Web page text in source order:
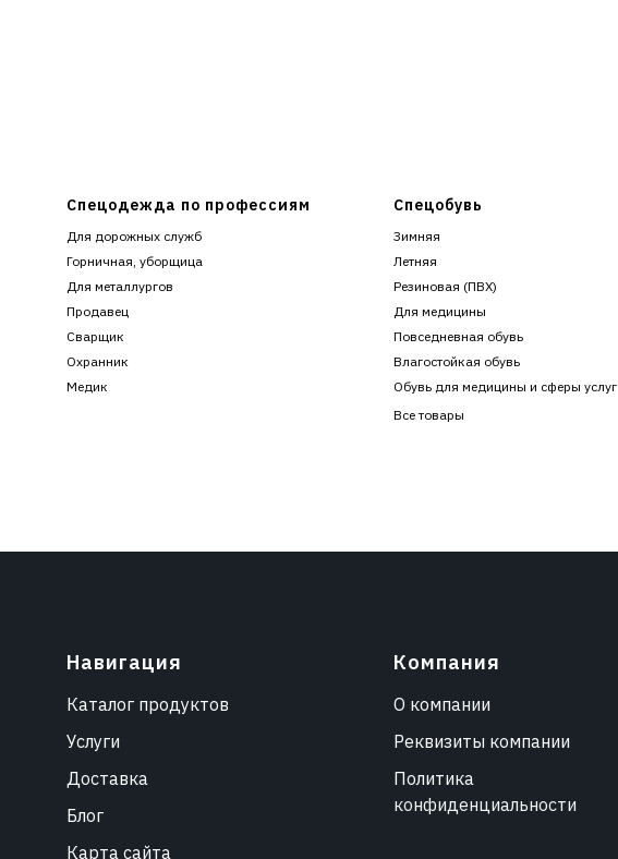
Спецодежда по профессиям
Для дорожных служб
Горничная, уборщица
Для металлургов
Продавец
Сварщик
Охранник
Медик
Спецобувь
Зимняя
Летняя
Резиновая (ПВХ)
Для медицины
Повседневная обувь
Влагостойкая обувь
Обувь для медицины и сферы услуг
Все товары
Навигация
Каталог продуктов
Услуги
Доставка
Блог
Карта сайта
Компания
О компании
Реквизиты компании
Политика
конфиденциальности